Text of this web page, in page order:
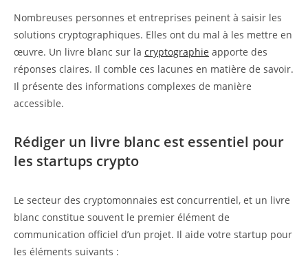
Nombreuses personnes et entreprises peinent à saisir les
solutions cryptographiques. Elles ont du mal à les mettre en
œuvre. Un livre blanc sur la cryptographie apporte des
réponses claires. Il comble ces lacunes en matière de savoir.
Il présente des informations complexes de manière
accessible.
Rédiger un livre blanc est essentiel pour
les startups crypto
Le secteur des cryptomonnaies est concurrentiel, et un livre
blanc constitue souvent le premier élément de
communication officiel d’un projet. Il aide votre startup pour
les éléments suivants :